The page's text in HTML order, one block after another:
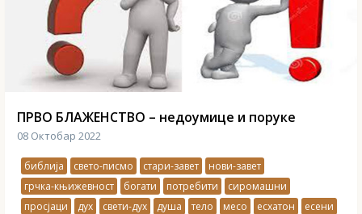
ПРВО БЛАЖЕНСТВО – недоумице и поруке
08 Октобар 2022
библија свето-писмо стари-завет
нови-завет
грчка-књижевност
богати потребити
сиромашни
просјаци
дух свети-дух душа тело месо есхатон
есени